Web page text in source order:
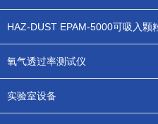
氧气透过率测试仪
实验室设备